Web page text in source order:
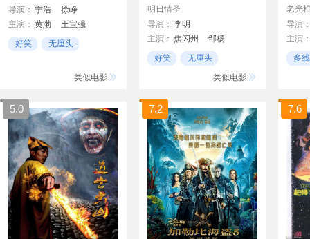
导演： 宁浩
徐峥
陈思诚
闫非
彭大魔
邓超
俞白眉
主演： 黄渤
王宝强
刘昊然
佟丽娅
葛优
马丽
王俊凯
好笑
无厘头
类似电影
明日情圣
导演： 李明
主演： 焦闪州
邹杨
王晨曦
杨常青
好笑
无厘头
类似电影
老光
导演
主演
多
5.0 7.2 7.6